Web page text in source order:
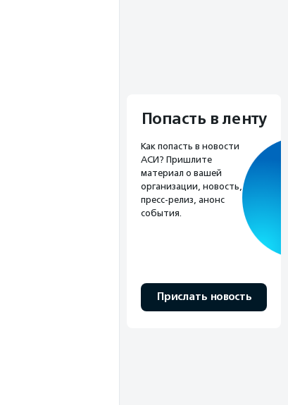
Попасть в ленту
Как попасть в новости
АСИ? Пришлите
материал о вашей
организации, новость,
пресс-релиз, анонс
события.
Прислать новость